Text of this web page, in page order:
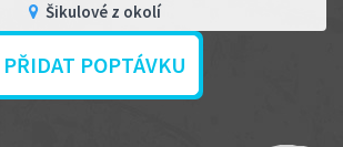
Šikulové z okolí
PŘIDAT POPTÁVKU